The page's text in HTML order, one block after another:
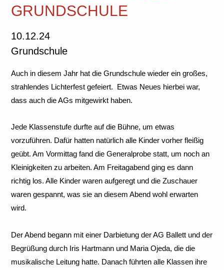
GRUNDSCHULE
10.12.24
Grundschule
Auch in diesem Jahr hat die Grundschule wieder ein großes,
strahlendes Lichterfest gefeiert. Etwas Neues hierbei war,
dass auch die AGs mitgewirkt haben.
Jede Klassenstufe durfte auf die Bühne, um etwas
vorzuführen. Dafür hatten natürlich alle Kinder vorher fleißig
geübt. Am Vormittag fand die Generalprobe statt, um noch an
Kleinigkeiten zu arbeiten. Am Freitagabend ging es dann
richtig los. Alle Kinder waren aufgeregt und die Zuschauer
waren gespannt, was sie an diesem Abend wohl erwarten
wird.
Der Abend begann mit einer Darbietung der AG Ballett und der
Begrüßung durch Iris Hartmann und Maria Ojeda, die die
musikalische Leitung hatte. Danach führten alle Klassen ihre